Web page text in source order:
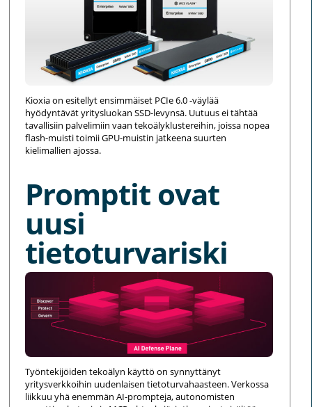
Kioxia on esitellyt ensimmäiset PCIe 6.0 -väylää
hyödyntävät yritysluokan SSD-levynsä. Uutuus ei tähtää
tavallisiin palvelimiin vaan tekoälyklustereihin, joissa nopea
flash-muisti toimii GPU-muistin jatkeena suurten
kielimallien ajossa.
Promptit ovat
uusi
tietoturvariski
Työntekijöiden tekoälyn käyttö on synnyttänyt
yritysverkkoihin uudenlaisen tietoturvahaasteen. Verkossa
liikkuu yhä enemmän AI-prompteja, autonomisten